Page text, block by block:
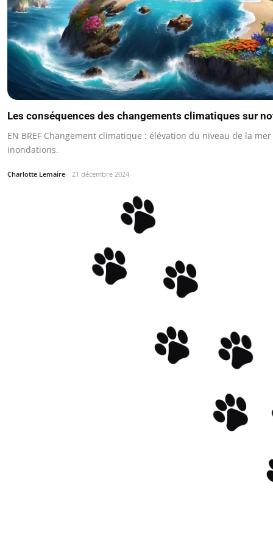
Les conséquences des changements climatiques sur
EN BREF Changement climatique : élévation du niveau de la
inondations.
Charlotte Lemaire 21 décembre 2024